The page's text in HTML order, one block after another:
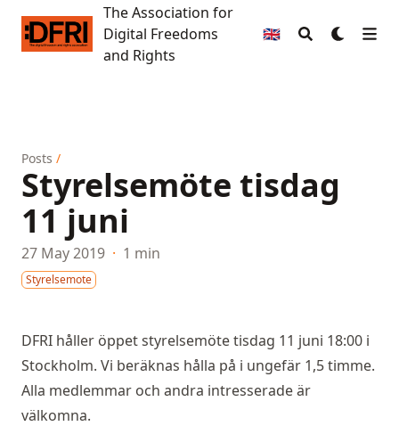
The Association for Digital Freedoms and Rights
The Association for
Digital Freedoms
and Rights
🇬🇧
Posts /
Styrelsemöte tisdag
11 juni
27 May 2019 · 1 min
Styrelsemote
DFRI håller öppet styrelsemöte tisdag 11 juni 18:00 i
Stockholm. Vi beräknas hålla på i ungefär 1,5 timme.
Alla medlemmar och andra intresserade är
välkomna.